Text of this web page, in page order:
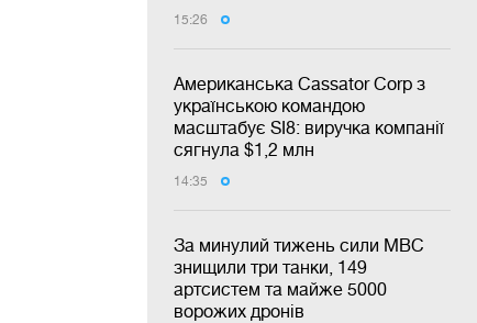
15:26
Американська Cassator Corp з
українською командою
масштабує SI8: виручка компанії
сягнула $1,2 млн
14:35
За минулий тижень сили МВС
знищили три танки, 149
артсистем та майже 5000
ворожих дронів